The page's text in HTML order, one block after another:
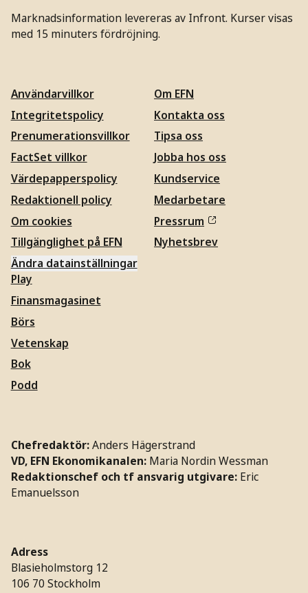
Marknadsinformation levereras av Infront. Kurser visas
med 15 minuters fördröjning.
Användarvillkor
Integritetspolicy
Prenumerationsvillkor
FactSet villkor
Värdepapperspolicy
Redaktionell policy
Om cookies
Tillgänglighet på EFN
Ändra datainställningar
Om EFN
Kontakta oss
Tipsa oss
Jobba hos oss
Kundservice
Medarbetare
Pressrum
Nyhetsbrev
Play
Finansmagasinet
Börs
Vetenskap
Bok
Podd
Chefredaktör:Anders Hägerstrand
VD, EFN Ekonomikanalen: Maria Nordin Wessman
Redaktionschef och tf ansvarig utgivare: Eric
Emanuelsson
Adress
Blasieholmstorg 12
106 70 Stockholm